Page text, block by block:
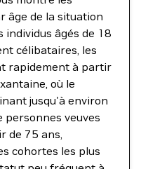
âge de la situation
individus âgés de 18
célibataires, les
rapidement à partir
où le
jusqu'à environ
veuves
de 75 ans,
cohortes les plus